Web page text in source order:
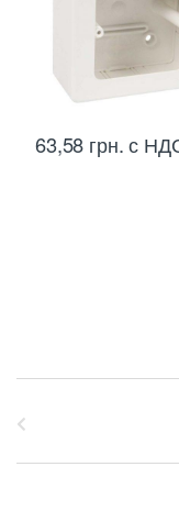
63,58 грн.с